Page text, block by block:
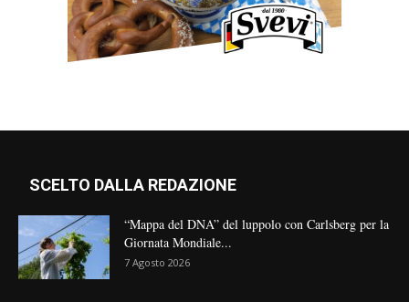
SCELTO DALLA REDAZIONE
“Mappa del DNA” del luppolo con Carlsberg per la
Giornata Mondiale...
7 Agosto 2026